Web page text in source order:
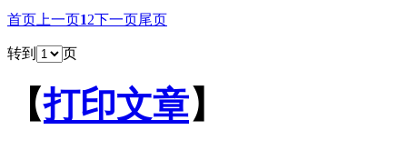
首页 上一页12下一页尾页
转到 页
【打印文章】